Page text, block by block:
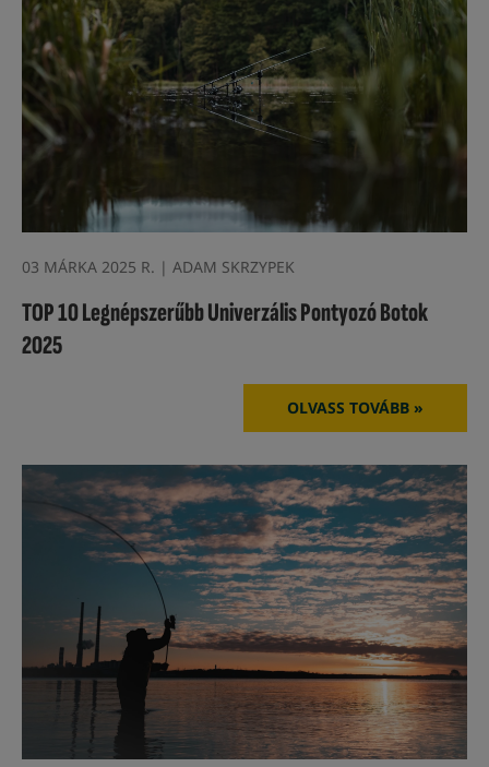
03 MÁRKA 2025 R. | ADAM SKRZYPEK
TOP 10 Legnépszerűbb Univerzális Pontyozó Botok
2025
OLVASS TOVÁBB »